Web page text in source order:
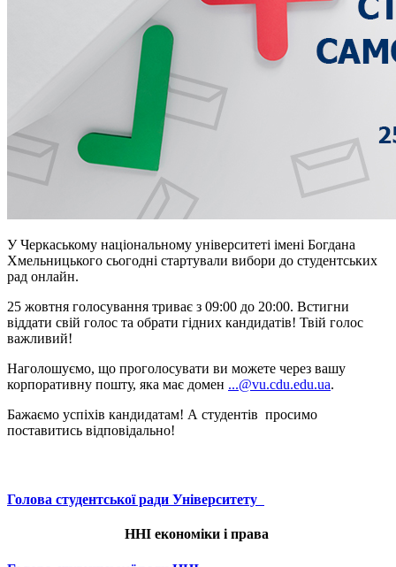
У Черкаському національному університеті імені Богдана
Хмельницького сьогодні стартували вибори до студентських
рад онлайн.
25 жовтня голосування триває з 09:00 до 20:00. Встигни
віддати свій голос та обрати гідних кандидатів! Твій голос
важливий!
Наголошуємо, що проголосувати ви можете через вашу
корпоративну пошту, яка має домен ...@vu.cdu.edu.ua.
Бажаємо успіхів кандидатам! А студентів просимо
поставитись відповідально!
Голова студентської ради Університету
ННІ економіки і права